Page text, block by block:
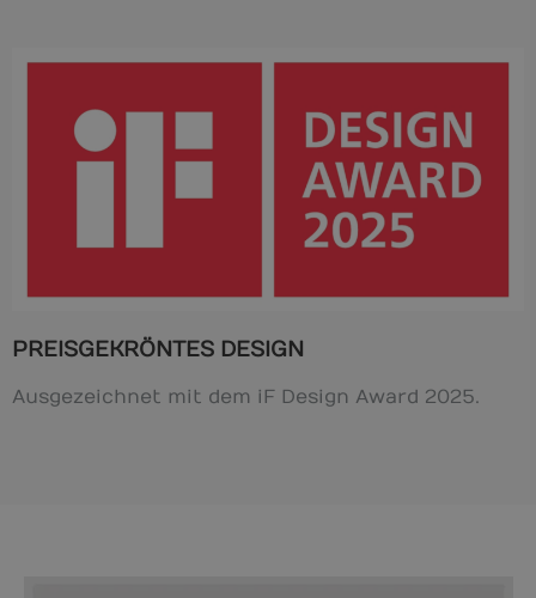
PREISGEKRÖNTES DESIGN
Ausgezeichnet mit dem iF Design Award 2025.